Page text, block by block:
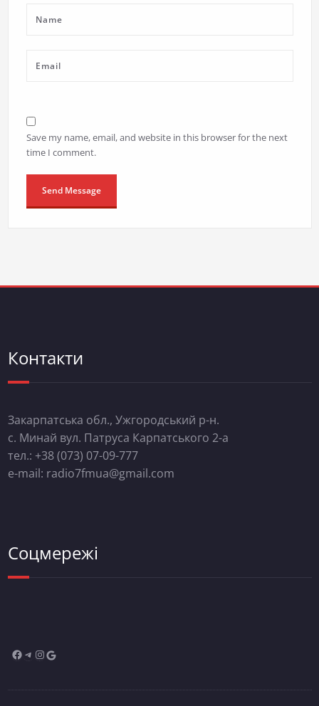
Save my name, email, and website in this browser for the next
time I comment.
Контакти
Закарпатська обл., Ужгородський р-н.
с. Минай вул. Патруса Карпатського 2-а
тел.: +38 (073) 07-09-777
e-mail: radio7fmua@gmail.com
Соцмережі